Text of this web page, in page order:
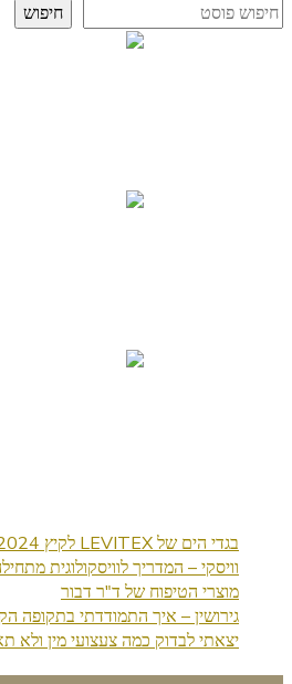
חיפוש
בגדי הים של LEVITEX לקיץ 2024
וויסקי – המדריך לוויסקולוגית
מוצרי הטיפוח של ד"ר דבור
גירושין – איך התמודדתי בתקופה
יצאתי לבדוק כמה צעצועי מין ולא